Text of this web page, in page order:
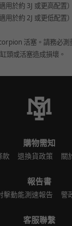
於約 3J 或更高配置）
於約 2J 或更低配置）
活塞。請務必
頭或活塞造成損壞。
購物需知
款 退換貨政策 關
報告書
擊動能測速報告 警
客服聯繫